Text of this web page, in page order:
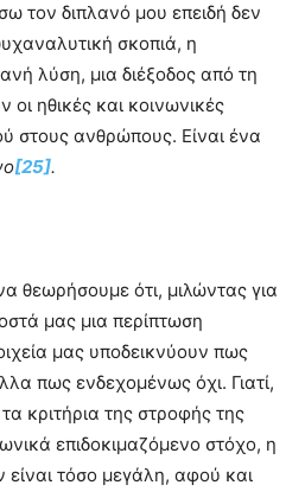
τον διπλανό μου επειδή δεν
σκοπιά, η
λύση, μια διέξοδος από τη
ηθικές και κοινωνικές
στους ανθρώπους. Είναι ένα
[25].
θεωρήσουμε ότι, μιλώντας για
μας μια περίπτωση
μας υποδεικνύουν πως
πως ενδεχομένως όχι. Γιατί,
κριτήρια της στροφής της
επιδοκιμαζόμενο στόχο, η
τόσο μεγάλη, αφού και